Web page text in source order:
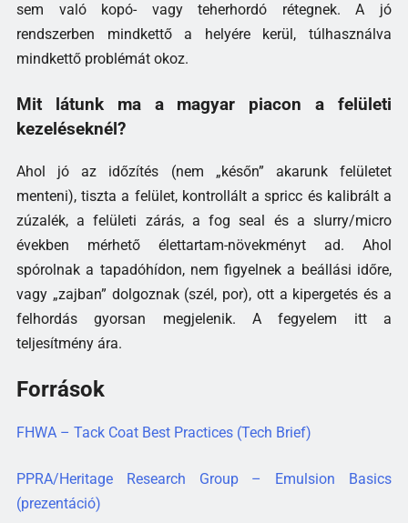
sem való kopó- vagy teherhordó rétegnek. A jó
rendszerben mindkettő a helyére kerül, túlhasználva
mindkettő problémát okoz.
Mit látunk ma a magyar piacon a felületi
kezeléseknél?
Ahol jó az időzítés (nem „későn” akarunk felületet
menteni), tiszta a felület, kontrollált a spricc és kalibrált a
zúzalék, a felületi zárás, a fog seal és a slurry/micro
években mérhető élettartam-növekményt ad. Ahol
spórolnak a tapadóhídon, nem figyelnek a beállási időre,
vagy „zajban” dolgoznak (szél, por), ott a kipergetés és a
felhordás gyorsan megjelenik. A fegyelem itt a
teljesítmény ára.
Források
FHWA – Tack Coat Best Practices (Tech Brief)
PPRA/Heritage Research Group – Emulsion Basics
(prezentáció)